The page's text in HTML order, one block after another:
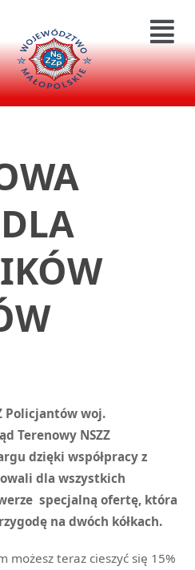
Policjantów woj.
Terenowy NSZZ
dzięki współpracy z
dla wszystkich
specjalną ofertę, która
na dwóch kółkach.
możesz teraz cieszyć się 15%